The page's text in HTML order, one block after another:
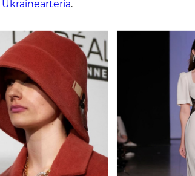
Ukrainearteria.